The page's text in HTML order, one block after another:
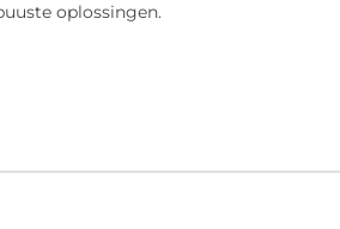
oplossingen.